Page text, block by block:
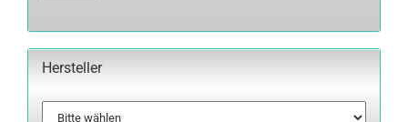
Hersteller